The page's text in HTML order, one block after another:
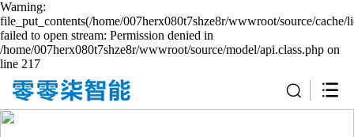
Warning:
file_put_contents(/home/007herx080t7shze8r/wwwroot/source/cache/
failed to open stream: Permission denied in
/home/007herx080t7shze8r/wwwroot/source/model/api.class.php on
line 217